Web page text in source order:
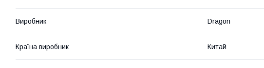
Виробник Dragon
Країна виробник Китай